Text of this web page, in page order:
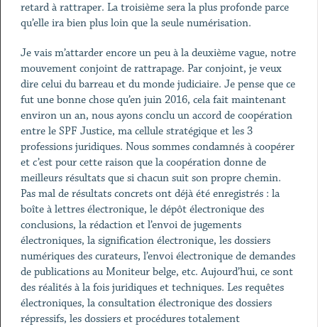
retard à rattraper. La troisième sera la plus profonde parce
qu’elle ira bien plus loin que la seule numérisation.
Je vais m’attarder encore un peu à la deuxième vague, notre
mouvement conjoint de rattrapage. Par conjoint, je veux
dire celui du barreau et du monde judiciaire. Je pense que ce
fut une bonne chose qu’en juin 2016, cela fait maintenant
environ un an, nous ayons conclu un accord de coopération
entre le SPF Justice, ma cellule stratégique et les 3
professions juridiques. Nous sommes condamnés à coopérer
et c’est pour cette raison que la coopération donne de
meilleurs résultats que si chacun suit son propre chemin.
Pas mal de résultats concrets ont déjà été enregistrés : la
boîte à lettres électronique, le dépôt électronique des
conclusions, la rédaction et l’envoi de jugements
électroniques, la signification électronique, les dossiers
numériques des curateurs, l’envoi électronique de demandes
de publications au Moniteur belge, etc. Aujourd’hui, ce sont
des réalités à la fois juridiques et techniques. Les requêtes
électroniques, la consultation électronique des dossiers
répressifs, les dossiers et procédures totalement